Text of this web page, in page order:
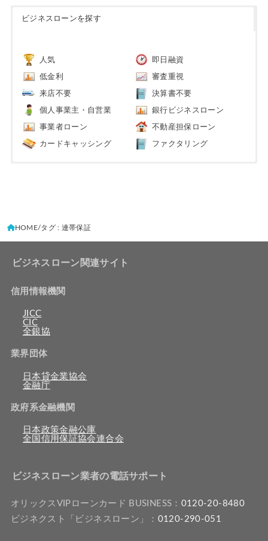
ビジネスローンを探す
人気 即日融資
低金利 審査重視
来店不要 決算書不要
個人事業主・自営業 銀行ビジネスローン
事業者ローン 不動産担保ローン
カードキャッシング ファクタリング
HOME タグ : 連帯保証
ビジネスローン関連サイト
信用情報機関
JICC
CIC
全銀協
業界団体
日本貸金業協会
金融庁
政府系金融機関
日本政策金融公庫
全国信用保証協会連合会
ビジネスローン業者の電話サポート
オリックスVIPローンカード BUSINESS： 0120-20-8480
ビジネクスト「ビジネスローン」： 0120-290-051